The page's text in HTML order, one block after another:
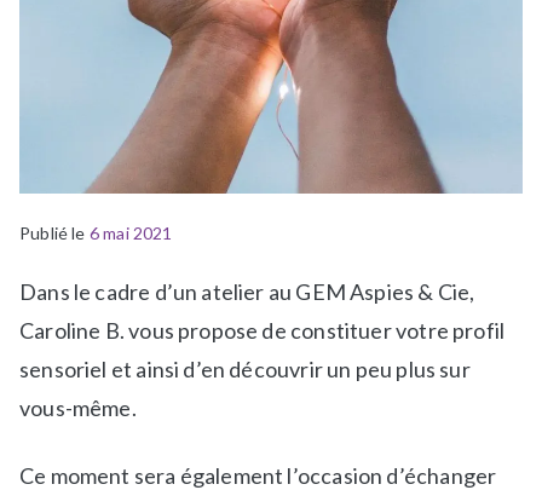
Publié le 6 mai 2021
P
b
l
é
d
n
Dans le cadre d’un atelier au GEM Aspies & Cie,
Caroline B. vous propose de constituer votre profil
sensoriel et ainsi d’en découvrir un peu plus sur
vous-même.
Ce moment sera également l’occasion d’échanger